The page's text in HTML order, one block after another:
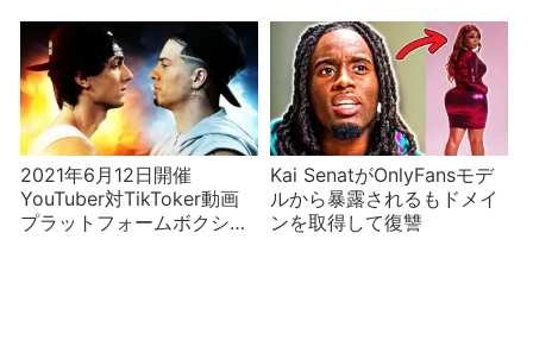
妹、スウェイL.A.
2021年6月12日開催
YouTuber対TikToker動画
プラットフォームボクシン
Kai SenatがOnlyFansモデ
ルから暴露されるもドメイ
ンを取得して復讐